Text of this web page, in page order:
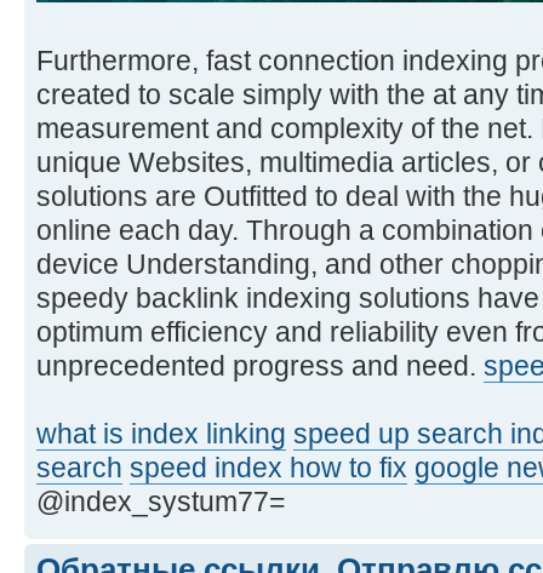
Furthermore, fast connection indexing
created to scale simply with the at any
measurement and complexity of the
unique Websites, multimedia articles,
solutions are Outfitted to deal with the
online each day. Through a
device Understanding, and other
speedy backlink indexing solutions
optimum efficiency and reliability even
unprecedented progress and need.
what is index linking speed up search
search speed index how to fix google
@index_systum77=